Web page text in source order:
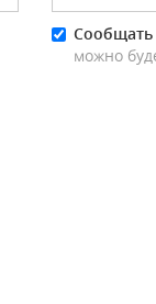
Сообщать
можно